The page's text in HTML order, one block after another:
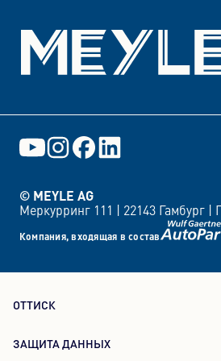
© MEYLE AG
Меркурринг 111 | 22143 Гамбург |
Компания, входящая в состав
ОТТИСК
ЗАЩИТА ДАННЫХ